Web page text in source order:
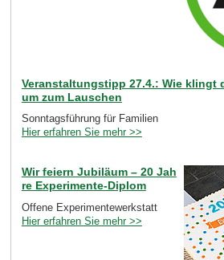
Veranstaltungstipp 27.4.: Wie klingt
um zum Lauschen
Sonntagsführung für Familien
Hier erfahren Sie mehr >>
Wir feiern Jubiläum – 20 Jah
re Experimente-Diplom
Offene Experimentewerkstatt
Hier erfahren Sie mehr >>